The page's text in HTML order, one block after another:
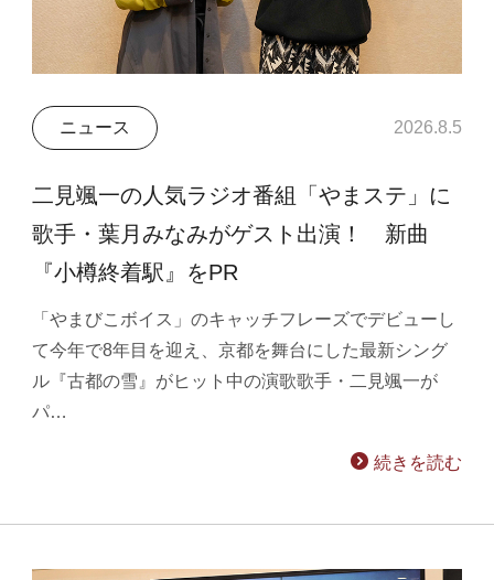
ニュース 2026.8.5
二見颯一の人気ラジオ番組「やまステ」に
歌手・葉月みなみがゲスト出演！ 新曲
『小樽終着駅』をPR
「やまびこボイス」のキャッチフレーズでデビューし
て今年で8年目を迎え、京都を舞台にした最新シング
ル『古都の雪』がヒット中の演歌歌手・二見颯一が
パ…
続きを読む